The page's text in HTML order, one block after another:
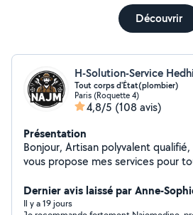
Découvrir
H-Solution-Service
Tout corps d'État(plombier)
Paris (Roquette 4)
4,8/5 (108 avis)
Présentation
Bonjour, Artisan polyvalent qualifié, sérieux et réactif, je
vous propose mes services pour
un haut niveau de qualité et de finition.
installation sanitaire Installation,
Dernier avis laissé par Anne-
Il y a 19 jours